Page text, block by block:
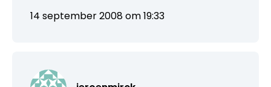
14 september 2008 om 19:33